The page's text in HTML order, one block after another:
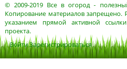
© 2009-2019 Все в огород-
Копирование материалов запрещено.
указанием прямой активной
проекта.
ВойтиЗарегистрироваться